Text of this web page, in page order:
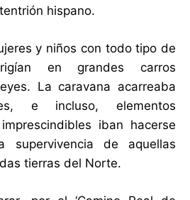
hispano.
y niños con todo tipo de
en grandes carros
La caravana acarreaba
e incluso, elementos
iban hacerse
supervivencia de aquellas
tierras del Norte.